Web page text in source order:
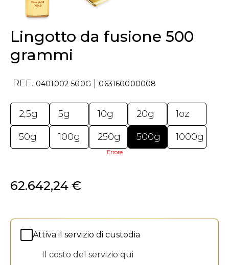
Lingotto da fusione 500
grammi
REF. 0401002-500G 063160000008
2,5g 5g 10g 20g 1oz
50g 100g 250g 500g 1000g
Errore
62.642,24 €
Attiva il servizio di custodia
Il costo del servizio qui